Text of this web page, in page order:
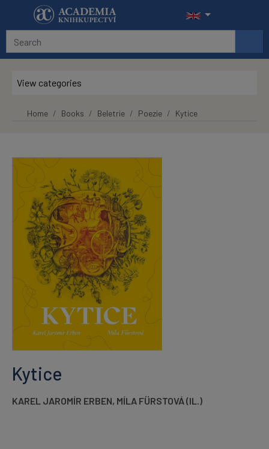
Skip to main content
View categories
Home Books Beletrie Poezie Kytice
Kytice
KAREL JAROMÍR ERBEN, MÍLA FÜRSTOVÁ (IL.)